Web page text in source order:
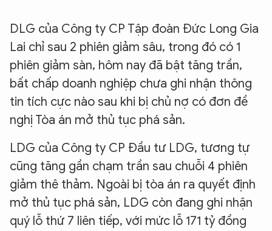
DLG của Công ty CP Tập đoàn Đức Long Gia
Lai chỉ sau 2 phiên giảm sâu, trong đó có 1
phiên giảm sàn, hôm nay đã bật tăng trần,
bất chấp doanh nghiệp chưa ghi nhận thông
tin tích cực nào sau khi bị chủ nợ có đơn đề
nghị Tòa án mở thủ tục phá sản.
LDG của Công ty CP Đầu tư LDG, tương tự
cũng tăng gần chạm trần sau chuỗi 4 phiên
giảm thê thảm. Ngoài bị tòa án ra quyết định
mở thủ tục phá sản, LDG còn đang ghi nhận
quý lỗ thứ 7 liên tiếp, với mức lỗ 171 tỷ đồng